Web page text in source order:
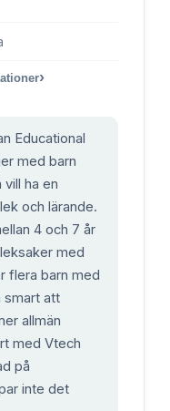
›
Educational
med barn
ha en
och lärande.
4 och 7 år
med
flera barn med
smart att
allmän
med Vtech
på
inte det